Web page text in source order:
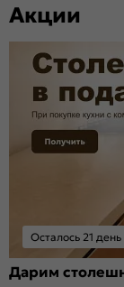
Акции
Осталось 21 день
Дарим